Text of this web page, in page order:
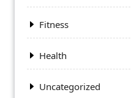
Fitness
Health
Uncategorized